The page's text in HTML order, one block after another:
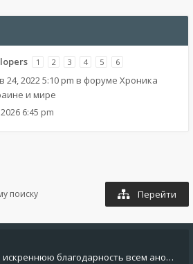
1 2 3 4 5 6
24, 2022 5:10 pm в форуме Хроника
и мире
6:45 pm
поиску Перейти
Хочу выразить искреннюю благодарность всем анонимным пользователям, которые поддержали наше сообщество финансово. Благод